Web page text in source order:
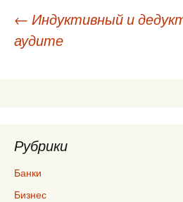
Навигация
по
← Индуктивный и
аудите
Рубрики
Банки
Бизнес